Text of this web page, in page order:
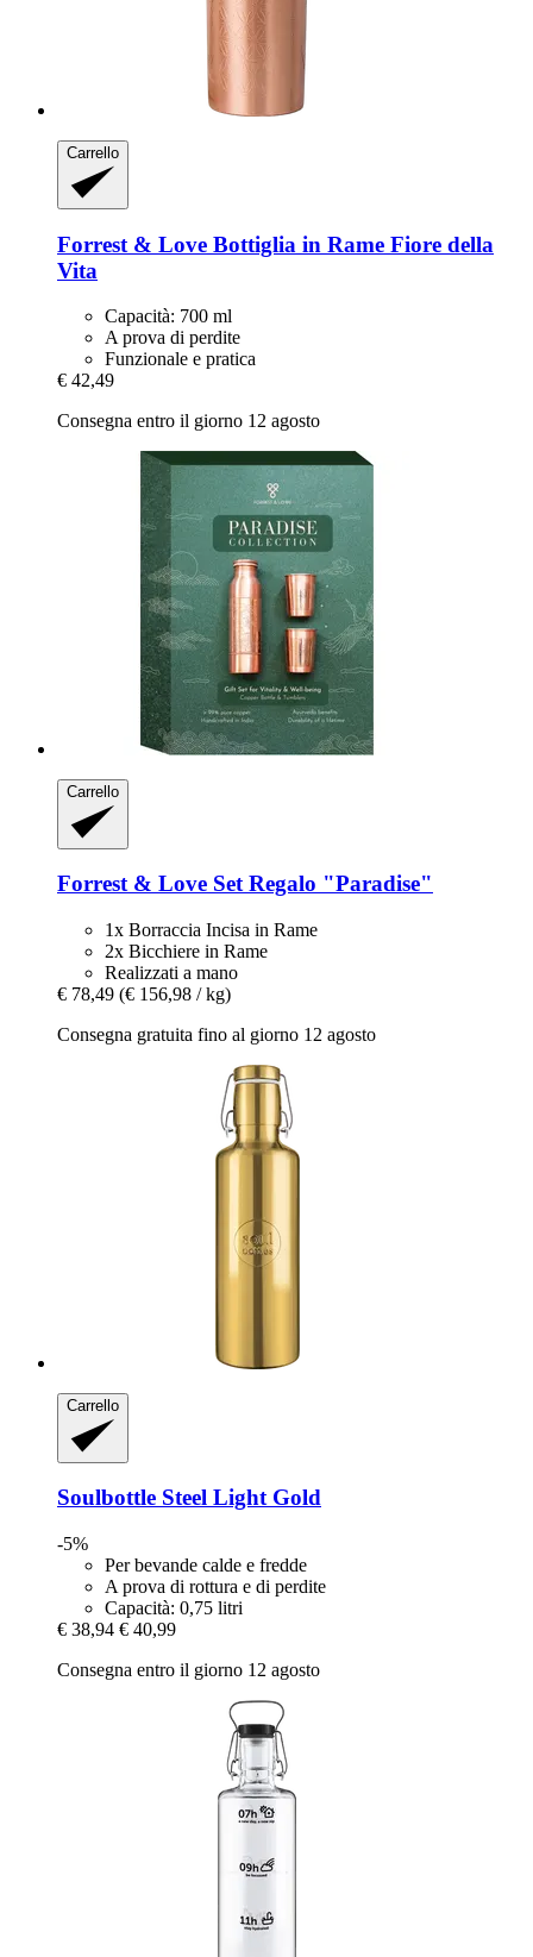
Carrello
Forrest & Love Bottiglia in Rame Fiore della
Vita
Capacità: 700 ml
A prova di perdite
Funzionale e pratica
€ 42,49
Consegna entro il giorno 12 agosto
Carrello
Forrest & Love Set Regalo "Paradise"
1x Borraccia Incisa in Rame
2x Bicchiere in Rame
Realizzati a mano
€ 78,49 (€ 156,98 / kg)
Consegna gratuita fino al giorno 12 agosto
Carrello
Soulbottle Steel Light Gold
-5%
Per bevande calde e fredde
A prova di rottura e di perdite
Capacità: 0,75 litri
€ 38,94 € 40,99
Consegna entro il giorno 12 agosto